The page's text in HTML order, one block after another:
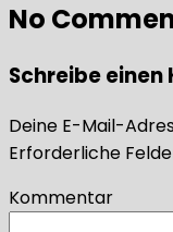
No
Schreibe
Deine E-Mail-
Erforderliche
Kommentar